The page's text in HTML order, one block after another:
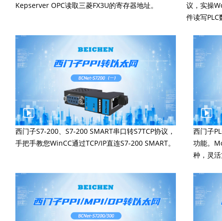
Kepserver OPC读取三菱FX3U的寄存器地址。
议，实操
件读写PLC
西门子S7-200、S7-200 SMART串口转S7TCP协议，
手把手教您WinCC通过TCP/IP直连S7-200 SMART。
西门子
功能。
种，灵